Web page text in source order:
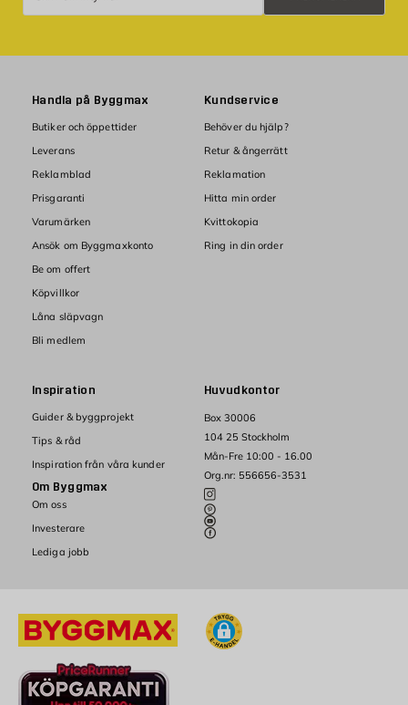
Huvudkontor
Box 30006
104 25 Stockholm
Mån-Fre 10:00 - 16.00
Org.nr: 556656-3531
Handla på Byggmax
Butiker och öppettider
Leverans
Reklamblad
Prisgaranti
Varumärken
Ansök om Byggmaxkonto
Be om offert
Köpvillkor
Låna släpvagn
Bli medlem
Kundservice
Behöver du hjälp?
Retur & ångerrätt
Reklamation
Hitta min order
Kvittokopia
Ring in din order
Inspiration
Guider & byggprojekt
Tips & råd
Inspiration från våra kunder
Om Byggmax
Om oss
Investerare
Lediga jobb